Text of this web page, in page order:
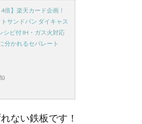
倍】楽天カード企画！
サンドパン ダイキャス
シピ付 IH・ガス火対応
分かれるセパレート
)
ない鉄板です！